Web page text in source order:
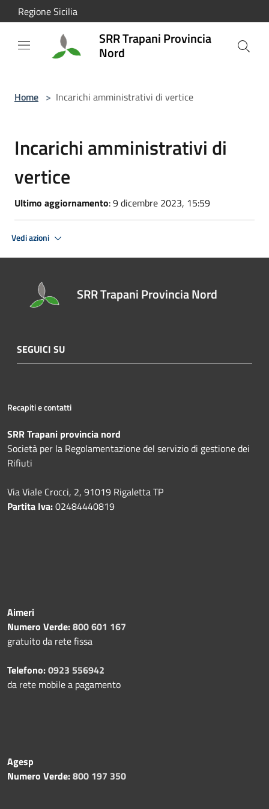
Salta al contenuto principale
Regione Sicilia
SRR Trapani Provincia
Nord
Home > Incarichi amministrativi di vertice
Incarichi amministrativi di
vertice
Ultimo aggiornamento: 9 dicembre 2023, 15:59
Vedi azioni
SRR Trapani Provincia Nord
SEGUICI SU
Recapiti e contatti
SRR Trapani provincia nord
Società per la Regolamentazione del servizio di gestione dei
Rifiuti
Via Viale Crocci, 2, 91019 Rigaletta TP
Partita Iva:02484440819
Aimeri
Numero Verde:800 601 167
gratuito da rete fissa
Telefono:0923 556942
da rete mobile a pagamento
Agesp
Numero Verde:800 197 350